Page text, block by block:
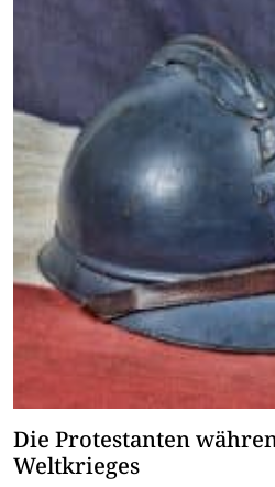
Die Protestanten
Weltkrieges